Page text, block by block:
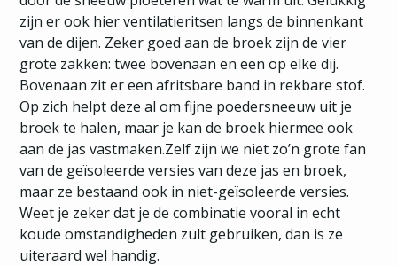
zijn er ook hier ventilatieritsen langs de binnenkant
van de dijen. Zeker goed aan de broek zijn de vier
grote zakken: twee bovenaan en een op elke dij.
Bovenaan zit er een afritsbare band in rekbare stof.
Op zich helpt deze al om fijne poedersneeuw uit je
broek te halen, maar je kan de broek hiermee ook
aan de jas vastmaken.Zelf zijn we niet zo’n grote fan
van de geïsoleerde versies van deze jas en broek,
maar ze bestaand ook in niet-geïsoleerde versies.
Weet je zeker dat je de combinatie vooral in echt
koude omstandigheden zult gebruiken, dan is ze
uiteraard wel handig.